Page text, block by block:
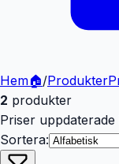
Hem🏠/Produkter
2 produkter
Priser uppdaterade
Sortera: